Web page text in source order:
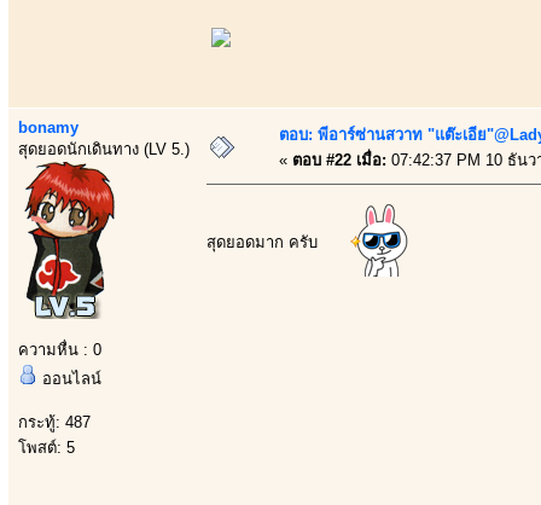
bonamy
สุดยอดนักเดินทาง (LV 5.)
ความหื่น : 0
ออนไลน์
กระทู้: 487
โพสต์: 5
ตอบ: พีอาร์ซ่านสวาท "แต๊ะเอีย
« ตอบ #22 เมื่อ: 07:42:37 PM 10 ธัน
สุดยอดมาก ครับ